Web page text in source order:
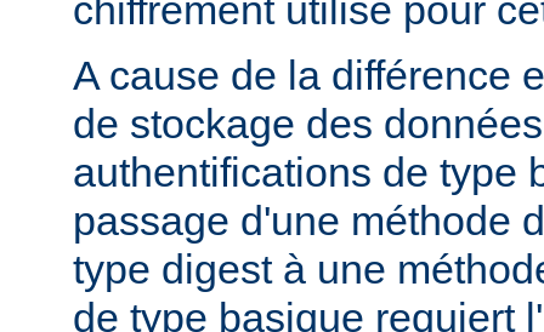
chiffrement utilisé pour
A cause de la différence
de stockage des
authentifications de type
passage d'une méthode
type digest à une
de type basique requiert